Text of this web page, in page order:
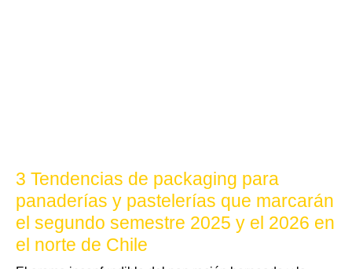
3 Tendencias de packaging para
panaderías y pastelerías que marcarán
el segundo semestre 2025 y el 2026 en
el norte de Chile